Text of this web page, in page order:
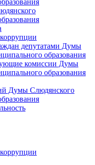
депутатами Думы
образования
комиссии Думы
образования
Думы Слюдянского